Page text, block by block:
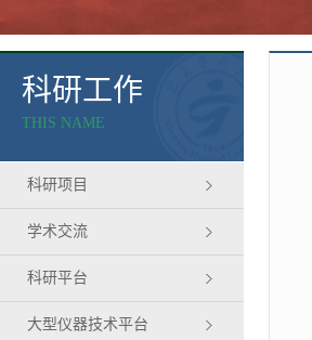
科研工作
THIS NAME
科研项目
学术交流
科研平台
大型仪器技术平台